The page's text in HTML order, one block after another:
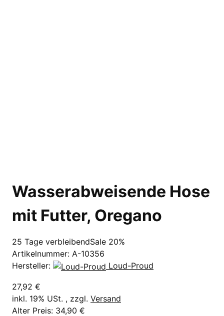
Wasserabweisende Hose
mit Futter, Oregano
25 Tage verbleibendSale 20%
Artikelnummer: A-10356
Hersteller:
Loud-Proud
27,92 €
inkl. 19% USt. , zzgl. Versand
Alter Preis: 34,90 €